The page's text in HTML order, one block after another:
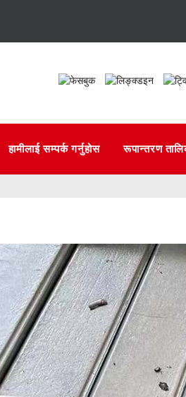
हामीलाई सम्पर्क गर्नुहोस रूपान्तरण